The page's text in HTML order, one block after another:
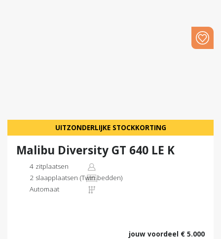
UITZONDERLIJKE STOCKKORTING
Malibu Diversity GT 640 LE K
4 zitplaatsen
2 slaapplaatsen (Twin bedden)
Automaat
jouw voordeel € 5.000